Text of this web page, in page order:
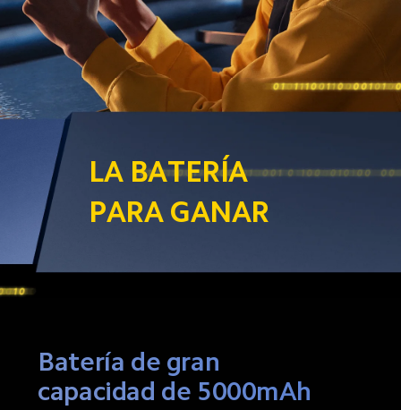
LA BATERÍA
PARA GANAR
Batería de gran
capacidad de 5000mAh